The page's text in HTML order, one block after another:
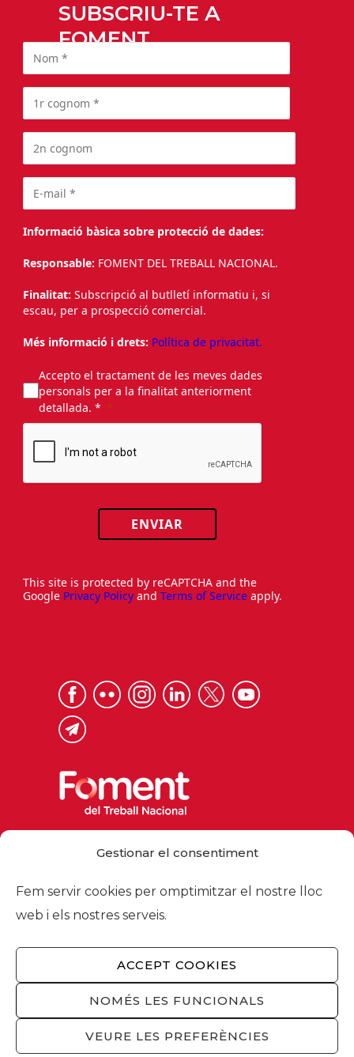
Gestionar el consentiment
Fem servir cookies per omptimitzar el nostre lloc
web i els nostres serveis.
ACCEPT COOKIES
NOMÉS LES FUNCIONALS
VEURE LES PREFERÈNCIES
SUBSCRIU-TE A
FOMENT
Informació bàsica sobre protecció de dades:
Responsable: FOMENT DEL TREBALL NACIONAL.
Finalitat: Subscripció al butlletí informatiu i, si
escau, per a prospecció comercial.
Més informació i drets: Política de privacitat.
Accepto el tractament de les meves dades
personals per a la finalitat anteriorment
detallada. *
ENVIAR
This site is protected by reCAPTCHA and the
Google Privacy Policy and Terms of Service apply.
foment@foment.com
© 2026 - Foment del Treball Nacional
Nosaltres
privacitat/ Política cookies/Privacitat
xarxes socials